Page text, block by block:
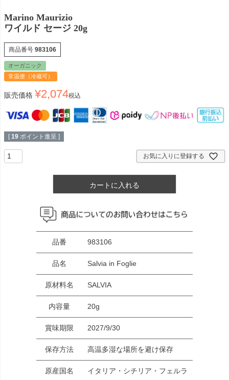
Marino Maurizio
ワイルド セージ 20g
商品番号 983106
オーガニック
常温便（冷蔵可）
販売価格 ¥2,074税込
[ 19 ポイント進呈 ]
お気に入りに登録する
カートに入れる
品番 983106
品名 Salvia in Foglie
原材料名 SALVIA
内容量 20g
賞味期限 2027/9/30
保存方法 高温多湿な場所を避け保存
原産国名 イタリア・シチリア・フェルラ